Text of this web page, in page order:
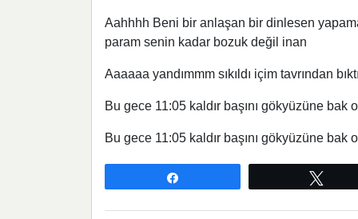
Aahhhh Beni bir anlaşan bir dinlesen
param senin kadar bozuk değil inan
Aaaaaa yandımmm sıkıldı içim tavrından
Bu gece 11:05 kaldır başını gökyüzüne bak
Bu gece 11:05 kaldır başını gökyüzüne bak